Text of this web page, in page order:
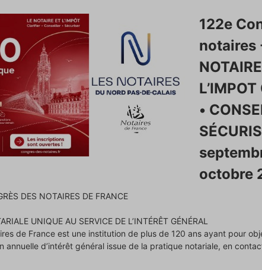
122e
notaires
•
octobre
DES NOTAIRES DE FRANCE
UNIQUE AU SERVICE DE L’INTÉRÊT GÉNÉRAL
de France est une institution de plus de 120 ans ayant pour
annuelle d’intérêt général issue de la pratique notariale, en